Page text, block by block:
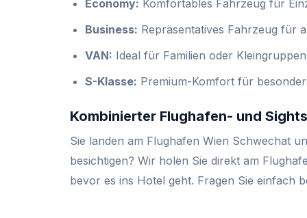
Economy: Komfortables Fahrzeug für
Business: Repräsentatives Fahrzeug für
VAN: Ideal für Familien oder
S-Klasse: Premium-Komfort für
Kombinierter Flughafen- und
Sie landen am Flughafen Wien Schwechat
besichtigen? Wir holen Sie direkt am
bevor es ins Hotel geht. Fragen Sie einfach